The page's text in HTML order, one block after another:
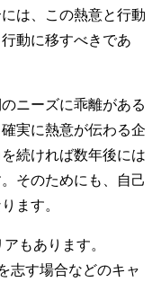
は、この熱意と行動
動に移すべきであ
ニーズに乖離がある
実に熱意が伝わる企
続ければ数年後には
そのためにも、自己
ます。
もあります。
志す場合などのキャ